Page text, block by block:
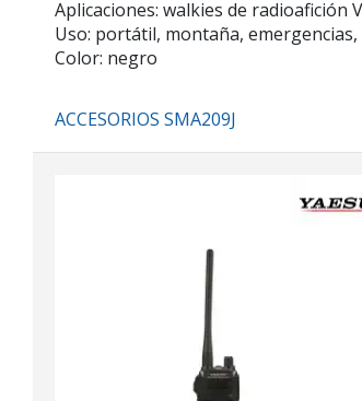
Aplicaciones: walkies de radioafición
Uso: portátil, montaña,
Color: negro
ACCESORIOS SMA209J